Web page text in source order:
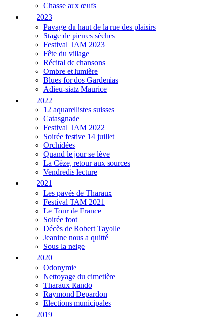
Chasse aux œufs
2023
Pavage du haut de la rue des plaisirs
Stage de pierres sèches
Festival TAM 2023
Fête du village
Récital de chansons
Ombre et lumière
Blues for dos Gardenias
Adieu-siatz Maurice
2022
12 aquarellistes suisses
Catasgnade
Festival TAM 2022
Soirée festive 14 juillet
Orchidées
Quand le jour se lève
La Cèze, retour aux sources
Vendredis lecture
2021
Les pavés de Tharaux
Festival TAM 2021
Le Tour de France
Soirée foot
Décès de Robert Tayolle
Jeanine nous a quitté
Sous la neige
2020
Odonymie
Nettoyage du cimetière
Tharaux Rando
Raymond Depardon
Elections municipales
2019